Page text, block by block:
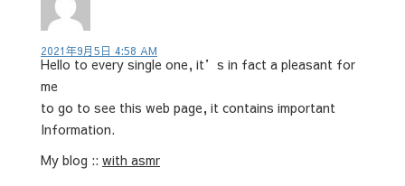
2021年9月5日 4:58 AM
Hello to every single one, it’s in fact a pleasant for
me
to go to see this web page, it contains important
Information.
My blog :: with asmr